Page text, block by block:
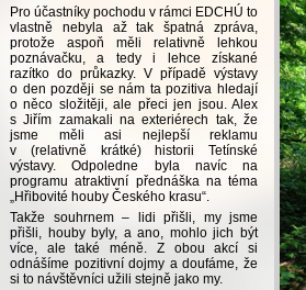
Pro účastníky pochodu v rámci EDCHÚ to
vlastně nebyla až tak špatná zpráva,
protože aspoň měli relativně lehkou
poznávačku, a tedy i lehce získané
razítko do průkazky. V případě výstavy
o den později se nám ta pozitiva hledají
o něco složitěji, ale přeci jen jsou. Alex
s Jiřím zamakali na exteriérech tak, že
jsme měli asi nejlepší reklamu
v (relativně krátké) historii Tetínské
výstavy. Odpoledne byla navíc na
programu atraktivní přednáška na téma
„Hřibovité houby Českého krasu“.
Takže souhrnem – lidi přišli, my jsme
přišli, houby byly, a ano, mohlo jich být
více, ale také méně. Z obou akcí si
odnášíme pozitivní dojmy a doufáme, že
si to návštěvníci užili stejně jako my.